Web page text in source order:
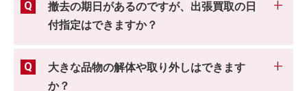
撤去の期日があるのですが、出張買取の日
付指定はできますか？
大きな品物の解体や取り外しはできます
か？